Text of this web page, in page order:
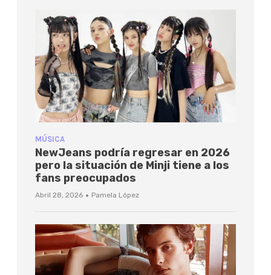
MÚSICA
NewJeans podría regresar en 2026
pero la situación de Minji tiene a los
fans preocupados
Abril 28, 2026 · Pamela López